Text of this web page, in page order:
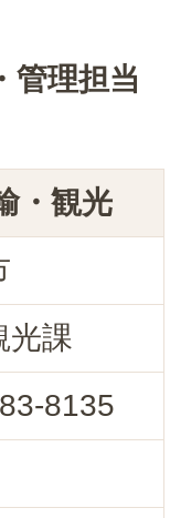
管理担当
・観光
光課
8135